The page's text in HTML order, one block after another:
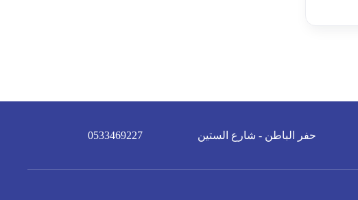
حفر الباطن - شارع الستين 0533469227